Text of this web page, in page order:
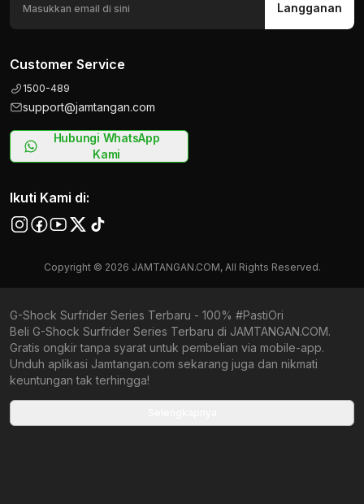
Langganan
Customer Service
1500-489
support@jamtangan.com
Hubungi WhatsApp
Kami
Ikuti Kami di:
Copyright © 2026 JAMTANGAN.COM, All Rights Reserved.
G-Shock Surfrider Series Terbaru - 100% #PastiOri
Beli G-Shock Surfrider Series Terbaru di JAMTANGAN.COM.
Gratis ongkir tanpa syarat untuk pembelian via mobile-app.
Unduh aplikasi Jamtangan.com sekarang juga dan nikmati
keuntungan tak terhingga!
G-Shock Origami Series